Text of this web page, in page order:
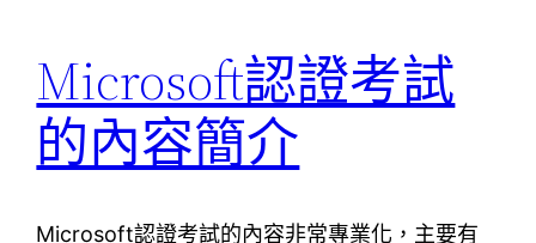
Microsoft認證考試
的內容簡介
Microsoft認證考試的內容非常專業化，主要有